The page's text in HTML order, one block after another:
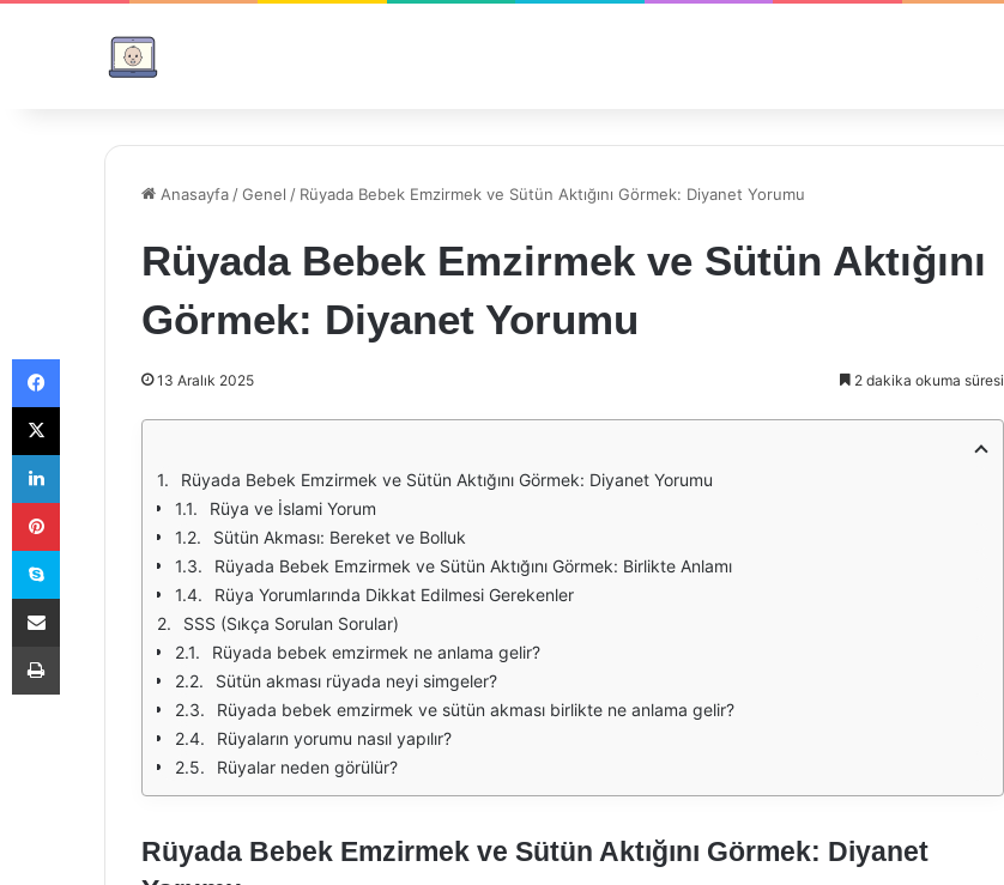
Anasayfa /Genel / Rüyada Bebek Emzirmek ve Sütün Aktığını Görmek: Diyanet Yorumu
Rüyada Bebek Emzirmek ve Sütün Aktığını
Görmek: Diyanet Yorumu
13 Aralık 2025 2 dakika okuma süresi
Rüyada Bebek Emzirmek ve Sütün Aktığını Görmek: Diyanet Yorumu
Rüya ve İslami Yorum
Sütün Akması: Bereket ve Bolluk
Rüyada Bebek Emzirmek ve Sütün Aktığını Görmek: Birlikte Anlamı
Rüya Yorumlarında Dikkat Edilmesi Gerekenler
SSS (Sıkça Sorulan Sorular)
Rüyada bebek emzirmek ne anlama gelir?
Sütün akması rüyada neyi simgeler?
Rüyada bebek emzirmek ve sütün akması birlikte ne anlama gelir?
Rüyaların yorumu nasıl yapılır?
Rüyalar neden görülür?
Rüyada Bebek Emzirmek ve Sütün Aktığını Görmek: Diyanet
Facebook
X
LinkedIn
Pinterest
Skype
E-Posta ile paylaş